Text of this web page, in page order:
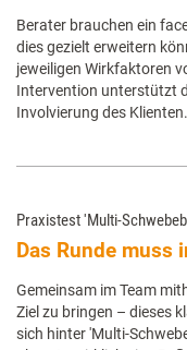
Berater brauchen ein
dies gezielt erweitern
jeweiligen Wirkfaktoren
Intervention unterstützt
Involvierung des Klienten.
Praxistest 'Multi-
Das Runde muss
Gemeinsam im Team
Ziel zu bringen – dieses
sich hinter 'Multi-